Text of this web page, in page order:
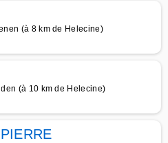
(à 8 km de Helecine)
(à 10 km de Helecine)